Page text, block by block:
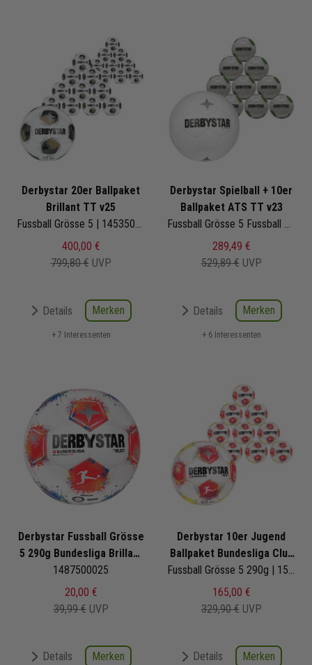
Derbystar 20er Ballpaket
Brillant TT v25
Fussball Grösse 5 | 1453500189 | Fußbälle Set 20-teilig
400,00 €
799,80 € UVP
Details Merken
+ 7 Interessenten
Derbystar Spielball + 10er
Ballpaket ATS TT v23
Fussball Grösse 5 Fussball Grösse 5 | 1380502194
289,49 €
529,89 € UVP
Details Merken
+ 6 Interessenten
Derbystar Fussball Grösse
5 290g Bundesliga Brillant
Replica S Light v25
1487500025
20,00 €
39,99 € UVP
Details Merken
Derbystar 10er Jugend
Ballpaket Bundesliga Club
S Light v25
Fussball Grösse 5 290g | 1525500025 | Bundesligaball | Fußbälle Set 10-teilig
165,00 €
329,90 € UVP
Details Merken